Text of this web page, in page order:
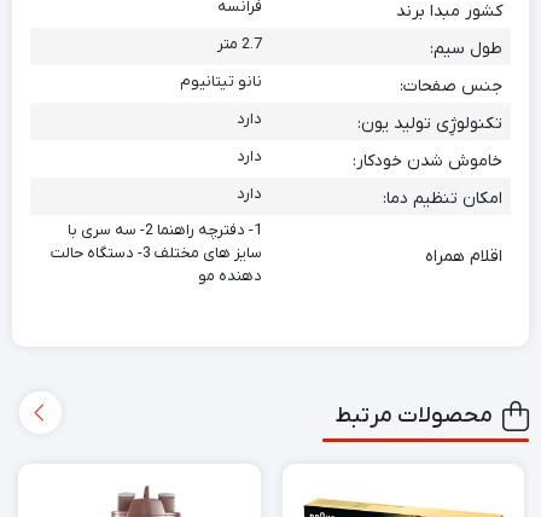
کشور مبدا برند فرانسه
طول سیم: 2.7 متر
جنس صفحات: نانو تیتانیوم
تکنولوژِی تولید یون: دارد
خاموش شدن خودکار: دارد
امکان تنظیم دما: دارد
اقلام همراه
1- دفترچه راهنما 2- سه سری با
سایز های مختلف 3- دستگاه حالت
دهنده مو
محصولات مرتبط